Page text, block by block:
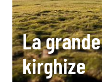
La
kirghize